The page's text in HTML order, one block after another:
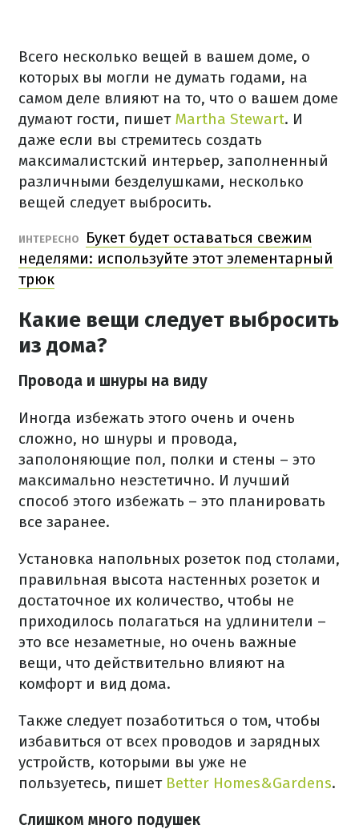
Всего несколько вещей в вашем доме, о
которых вы могли не думать годами, на
самом деле влияют на то, что о вашем доме
думают гости, пишет Martha Stewart. И
даже если вы стремитесь создать
максималистский интерьер, заполненный
различными безделушками, несколько
вещей следует выбросить.
ИНТЕРЕСНО
Букет будет оставаться свежим
неделями: используйте этот элементарный
трюк
Какие вещи следует выбросить
из дома?
Провода и шнуры на виду
Иногда избежать этого очень и очень
сложно, но шнуры и провода,
заполоняющие пол, полки и стены – это
максимально неэстетично. И лучший
способ этого избежать – это планировать
все заранее.
Установка напольных розеток под столами,
правильная высота настенных розеток и
достаточное их количество, чтобы не
приходилось полагаться на удлинители –
это все незаметные, но очень важные
вещи, что действительно влияют на
комфорт и вид дома.
Также следует позаботиться о том, чтобы
избавиться от всех проводов и зарядных
устройств, которыми вы уже не
пользуетесь, пишет Better Homes&Gardens.
Слишком много подушек